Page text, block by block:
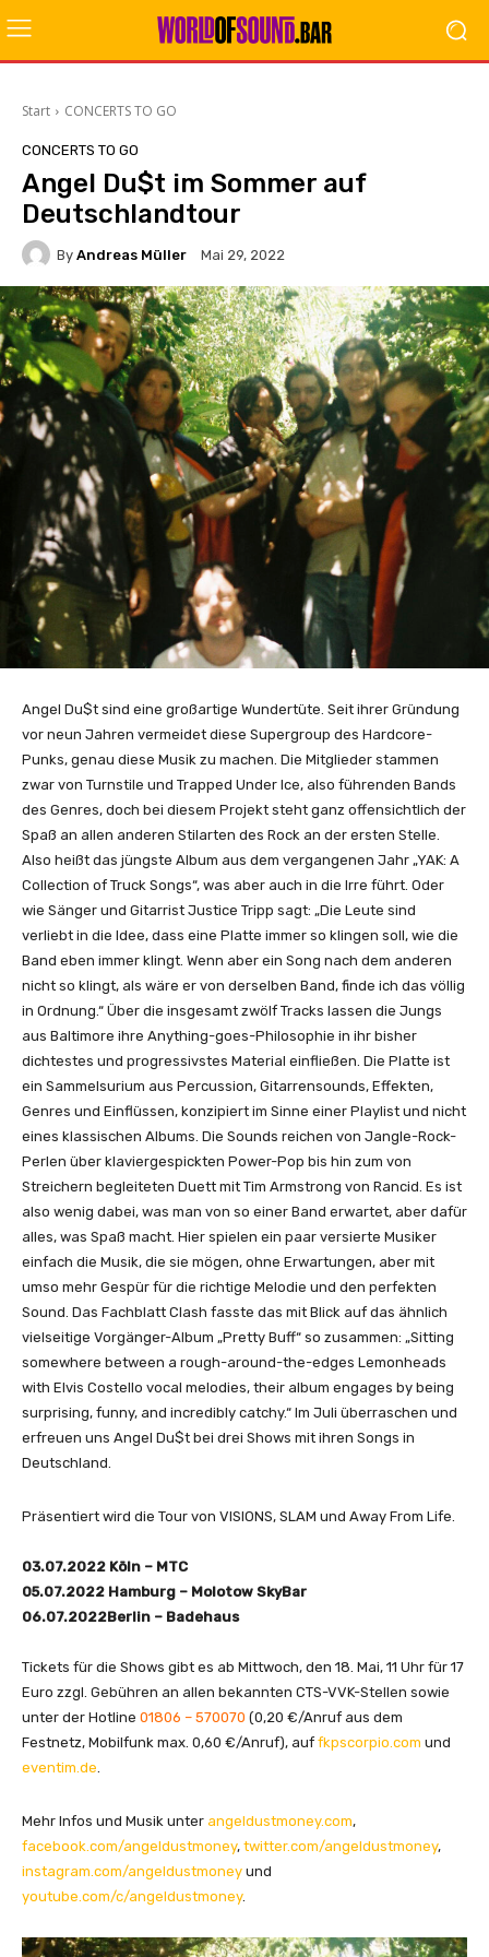
Start CONCERTS TO GO
CONCERTS TO GO
Angel Du$t im Sommer auf
Deutschlandtour
By Andreas Müller Mai 29, 2022
Angel Du$t sind eine großartige Wundertüte. Seit ihrer Gründung
vor neun Jahren vermeidet diese Supergroup des Hardcore-
Punks, genau diese Musik zu machen. Die Mitglieder stammen
zwar von Turnstile und Trapped Under Ice, also führenden Bands
des Genres, doch bei diesem Projekt steht ganz offensichtlich der
Spaß an allen anderen Stilarten des Rock an der ersten Stelle.
Also heißt das jüngste Album aus dem vergangenen Jahr „YAK: A
Collection of Truck Songs“, was aber auch in die Irre führt. Oder
wie Sänger und Gitarrist Justice Tripp sagt: „Die Leute sind
verliebt in die Idee, dass eine Platte immer so klingen soll, wie die
Band eben immer klingt. Wenn aber ein Song nach dem anderen
nicht so klingt, als wäre er von derselben Band, finde ich das völlig
in Ordnung.“ Über die insgesamt zwölf Tracks lassen die Jungs
aus Baltimore ihre Anything-goes-Philosophie in ihr bisher
dichtestes und progressivstes Material einfließen. Die Platte ist
ein Sammelsurium aus Percussion, Gitarrensounds, Effekten,
Genres und Einflüssen, konzipiert im Sinne einer Playlist und nicht
eines klassischen Albums. Die Sounds reichen von Jangle-Rock-
Perlen über klaviergespickten Power-Pop bis hin zum von
Streichern begleiteten Duett mit Tim Armstrong von Rancid. Es ist
also wenig dabei, was man von so einer Band erwartet, aber dafür
alles, was Spaß macht. Hier spielen ein paar versierte Musiker
einfach die Musik, die sie mögen, ohne Erwartungen, aber mit
umso mehr Gespür für die richtige Melodie und den perfekten
Sound. Das Fachblatt Clash fasste das mit Blick auf das ähnlich
vielseitige Vorgänger-Album „Pretty Buff“ so zusammen: „Sitting
somewhere between a rough-around-the-edges Lemonheads
with Elvis Costello vocal melodies, their album engages by being
surprising, funny, and incredibly catchy.“ Im Juli überraschen und
erfreuen uns Angel Du$t bei drei Shows mit ihren Songs in
Deutschland.
Präsentiert wird die Tour von VISIONS, SLAM und Away From Life.
03.07.2022 Köln – MTC
05.07.2022 Hamburg – Molotow SkyBar
06.07.2022Berlin – Badehaus
Tickets für die Shows gibt es ab Mittwoch, den 18. Mai, 11 Uhr für 17
Euro zzgl. Gebühren an allen bekannten CTS-VVK-Stellen sowie
unter der Hotline 01806 – 570070 (0,20 €/Anruf aus dem
Festnetz, Mobilfunk max. 0,60 €/Anruf), auf fkpscorpio.com und
eventim.de.
Mehr Infos und Musik unter angeldustmoney.com,
facebook.com/angeldustmoney, twitter.com/angeldustmoney,
instagram.com/angeldustmoney und
youtube.com/c/angeldustmoney.